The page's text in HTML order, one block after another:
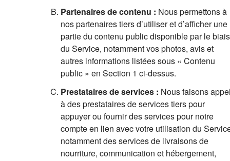
Partenaires de contenu : Nous permettons à
nos partenaires tiers d’utiliser et d’afficher une
partie du contenu public disponible par le biais
du Service, notamment vos photos, avis et
autres informations listées sous « Contenu
public » en Section 1 ci-dessus.
Prestataires de services : Nous faisons
à des prestataires de services tiers pour
appuyer ou fournir des services pour notre
compte en lien avec votre utilisation du
notamment des services de livraisons de
nourriture, communication et hébergement,